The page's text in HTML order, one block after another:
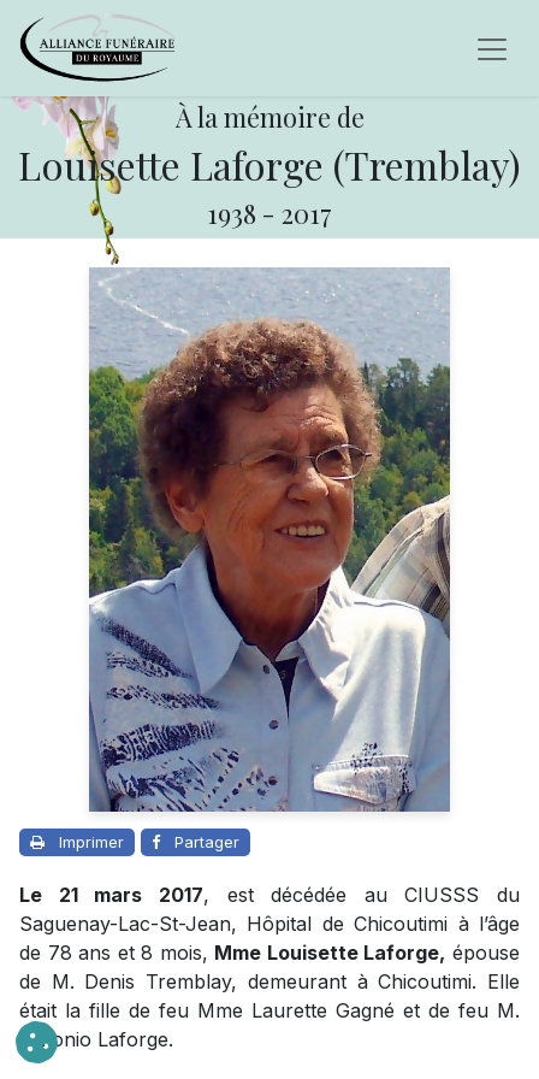
À la mémoire de
Louisette Laforge (Tremblay)
1938 - 2017
Imprimer Partager
Le 21 mars 2017, est décédée au CIUSSS du
Saguenay-Lac-St-Jean, Hôpital de Chicoutimi à l’âge
de 78 ans et 8 mois, Mme Louisette Laforge, épouse
de M. Denis Tremblay, demeurant à Chicoutimi. Elle
était la fille de feu Mme Laurette Gagné et de feu M.
Antonio Laforge.